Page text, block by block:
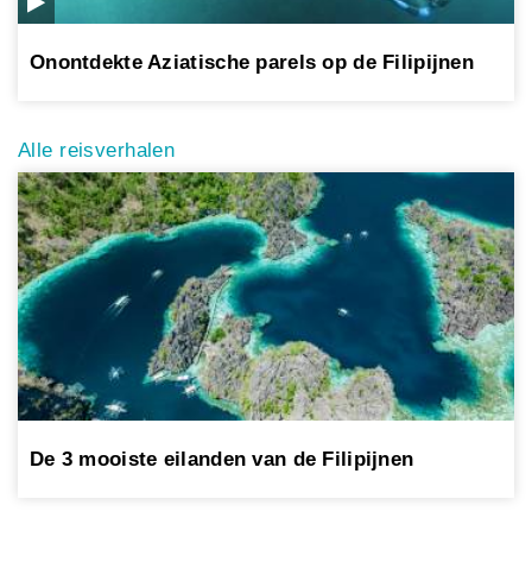
Onontdekte Aziatische parels op de Filipijnen
Alle reisverhalen
De 3 mooiste eilanden van de Filipijnen